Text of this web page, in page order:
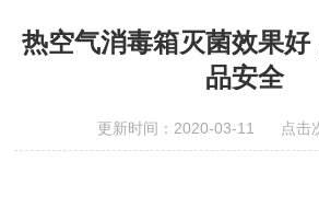
热空气消毒箱灭菌效果好
品安全
更新时间：2020-03-11 点击